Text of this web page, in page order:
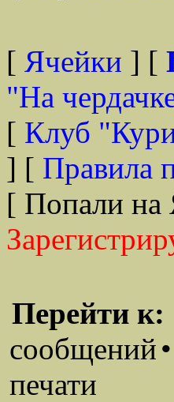
[ Ячейки ] [
"На
[ Клуб
] [ Правила
[ Попали на
Перейти к:
сообщений•
печати